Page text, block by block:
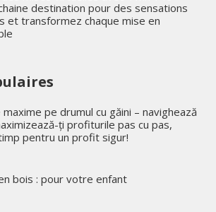
destination pour des sensations
et transformez chaque mise en
pe drumul cu găini – navighează
ți profiturile pas cu pas,
pentru un profit sigur!
bois : pour votre enfant